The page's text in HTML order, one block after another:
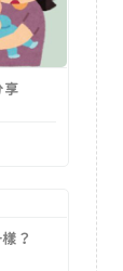
享
？